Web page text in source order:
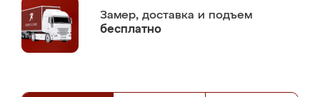
Замер, доставка и подъем
бесплатно